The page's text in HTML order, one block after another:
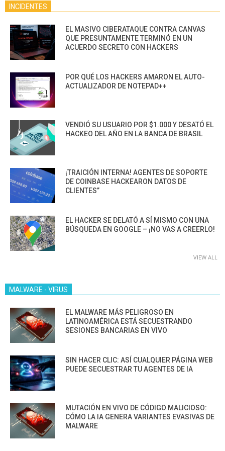
INCIDENTES
EL MASIVO CIBERATAQUE CONTRA CANVAS
QUE PRESUNTAMENTE TERMINÓ EN UN
ACUERDO SECRETO CON HACKERS
POR QUÉ LOS HACKERS AMARON EL AUTO-
ACTUALIZADOR DE NOTEPAD++
VENDIÓ SU USUARIO POR $1.000 Y DESATÓ EL
HACKEO DEL AÑO EN LA BANCA DE BRASIL
¡TRAICIÓN INTERNA! AGENTES DE SOPORTE
DE COINBASE HACKEARON DATOS DE
CLIENTES”
EL HACKER SE DELATÓ A SÍ MISMO CON UNA
BÚSQUEDA EN GOOGLE – ¡NO VAS A CREERLO!
VIEW ALL
MALWARE - VIRUS
EL MALWARE MÁS PELIGROSO EN
LATINOAMÉRICA ESTÁ SECUESTRANDO
SESIONES BANCARIAS EN VIVO
SIN HACER CLIC: ASÍ CUALQUIER PÁGINA WEB
PUEDE SECUESTRAR TU AGENTES DE IA
MUTACIÓN EN VIVO DE CÓDIGO MALICIOSO:
CÓMO LA IA GENERA VARIANTES EVASIVAS DE
MALWARE